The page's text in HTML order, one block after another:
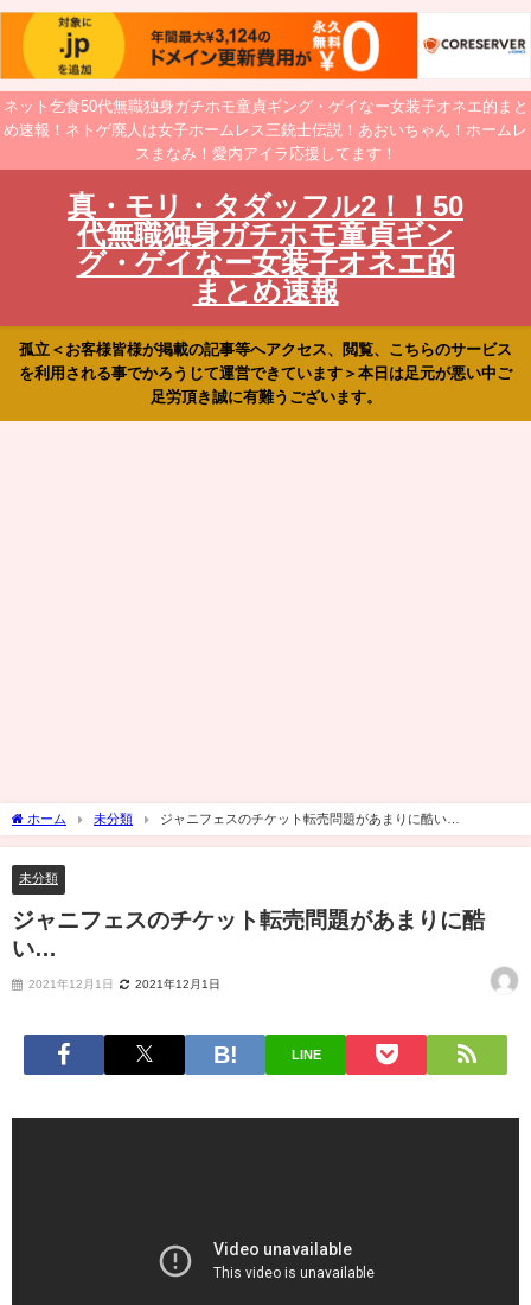
ネット乞食50代無職独身ガチホモ童貞ギング・ゲイなー女装子オネエ的まと
め速報！ネトゲ廃人は女子ホームレス三銃士伝説！あおいちゃん！ホームレ
スまなみ！愛内アイラ応援してます！
真・モリ・タダッフル2！！50
代無職独身ガチホモ童貞ギン
グ・ゲイなー女装子オネエ的
まとめ速報
孤立＜お客様皆様が掲載の記事等へアクセス、閲覧、こちらのサービス
を利用される事でかろうじて運営できています＞本日は足元が悪い中ご
足労頂き誠に有難うございます。
ホーム 未分類 ジャニフェスのチケット転売問題があまりに酷い…
未分類
ジャニフェスのチケット転売問題があまりに酷
い…
2021年12月1日 2021年12月1日
LINE